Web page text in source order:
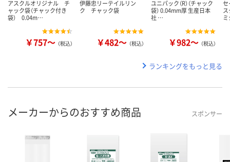
アスクルオリジナル チ
ャック袋（チャック付き
袋） 0.04m…
￥757～ （税込）
伊藤忠リーテイルリン
ク チャック袋
￥482～ （税込）
ユニパック（R）（チャック
袋） 0.04mm厚 生産日本
社 …
￥982～ （税込）
セ
ランキングをもっと見る
メーカーからのおすすめ商品 スポンサー